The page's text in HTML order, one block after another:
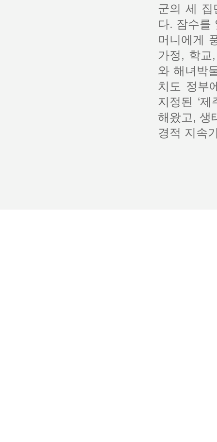
군의 세 집
다. 잠수를
머니에게
가정, 학교
와 해녀박
치도 정부
지정된 ‘
해왔고, 생
경적 지속